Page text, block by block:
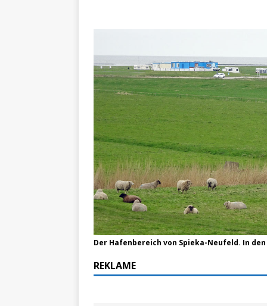
Der Hafenbereich von Spieka-Neufeld. In
REKLAME